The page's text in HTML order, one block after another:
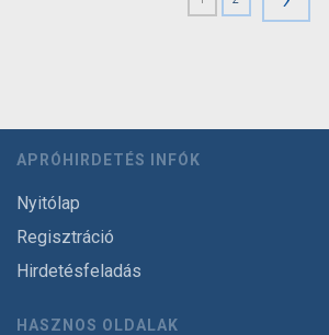
APRÓHIRDETÉS INFÓK
Nyitólap
Regisztráció
Hirdetésfeladás
HASZNOS OLDALAK